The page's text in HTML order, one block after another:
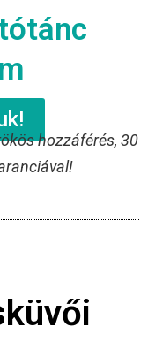
hozzáférés, 30